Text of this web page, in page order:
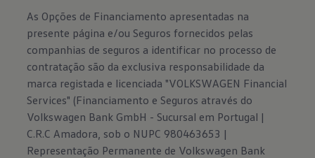
As Opções de Financiamento apresentadas na
presente página e/ou Seguros fornecidos pelas
companhias de seguros a identificar no processo de
contratação são da exclusiva responsabilidade da
marca registada e licenciada "VOLKSWAGEN Financial
Services" (Financiamento e Seguros através do
Volkswagen Bank GmbH - Sucursal em Portugal |
C.R.C Amadora, sob o NUPC 980463653 |
Representação Permanente de Volkswagen Bank